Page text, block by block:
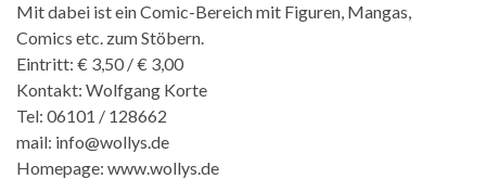
Mit dabei ist ein Comic-Bereich mit Figuren, Mangas,
Comics etc. zum Stöbern.
Eintritt: € 3,50 / € 3,00
Kontakt: Wolfgang Korte
Tel: 06101 / 128662
mail: info@wollys.de
Homepage: www.wollys.de